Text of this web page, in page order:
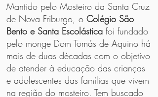
Mantido pelo Mosteiro da Santa Cruz
de Nova Friburgo, o Colégio São
Bento e Santa Escolástica foi fundado
pelo monge Dom Tomás de Aquino há
mais de duas décadas com o objetivo
de atender à educação das crianças
e adolescentes das famílias que vivem
na região do mosteiro. Tem buscado